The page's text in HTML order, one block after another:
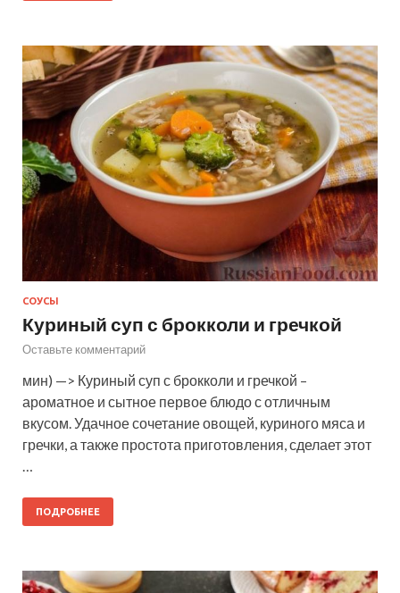
СОУСЫ
Куриный суп с брокколи и гречкой
Оставьте комментарий
мин) —> Куриный суп с брокколи и гречкой –
ароматное и сытное первое блюдо с отличным
вкусом. Удачное сочетание овощей, куриного мяса и
гречки, а также простота приготовления, сделает этот
ПОДРОБНЕЕ